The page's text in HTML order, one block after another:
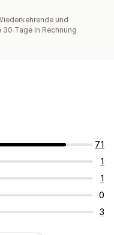
und
Tage in Rechnung
71
1
1
0
3